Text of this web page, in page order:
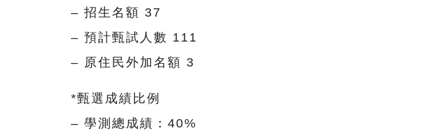
– 招生名額 37
– 預計甄試人數 111
– 原住民外加名額 3
*甄選成績比例
– 學測總成績：40%